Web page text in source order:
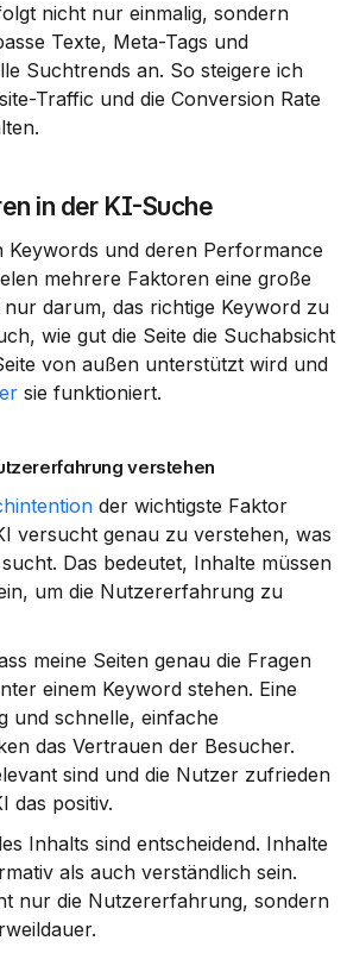
nicht nur einmalig, sondern
Texte, Meta-Tags und
Suchtrends an. So steigere ich
Traffic und die Conversion Rate
in der KI-Suche
Keywords und deren Performance
mehrere Faktoren eine große
nur darum, das richtige Keyword zu
wie gut die Seite die Suchabsicht
von außen unterstützt wird und
sie funktioniert.
verstehen
der wichtigste Faktor
versucht genau zu verstehen, was
Das bedeutet, Inhalte müssen
um die Nutzererfahrung zu
meine Seiten genau die Fragen
einem Keyword stehen. Eine
und schnelle, einfache
das Vertrauen der Besucher.
sind und die Nutzer zufrieden
das positiv.
Inhalts sind entscheidend. Inhalte
als auch verständlich sein.
nur die Nutzererfahrung, sondern